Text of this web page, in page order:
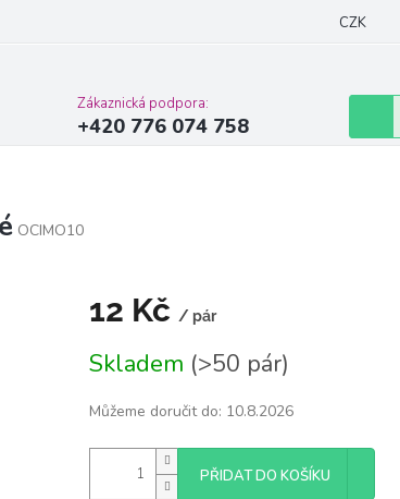
Podmínky ochrany osobních údajů
CZK
Zákaznická podpora:
+420 776 074 758
OCIMO10
12 Kč / pár
cena:
Skladem (>50 pár)
Můžeme doručit do: 10.8.2026
PŘIDAT DO KOŠÍKU